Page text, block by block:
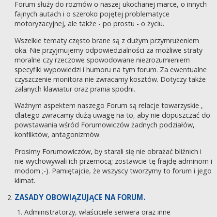
Forum służy do rozmów o naszej ukochanej marce, o innych
fajnych autach i o szeroko pojętej problematyce
motoryzacyjnej, ale także - po prostu - o życiu.
Wszelkie tematy często brane są z dużym przymrużeniem
oka. Nie przyjmujemy odpowiedzialności za możliwe straty
moralne czy rzeczowe spowodowane niezrozumieniem
specyfiki wypowiedzi i humoru na tym forum. Za ewentualne
czyszczenie monitora nie zwracamy kosztów. Dotyczy także
zalanych klawiatur oraz prania spodni.
Ważnym aspektem naszego Forum są relacje towarzyskie ,
dlatego zwracamy dużą uwagę na to, aby nie dopuszczać do
powstawania wśród Forumowiczów żadnych podziałów,
konfliktów, antagonizmów.
Prosimy Forumowiczów, by starali się nie obrażać bliźnich i
nie wychowywali ich przemocą; zostawcie tę frajdę adminom i
modom ;-). Pamiętajcie, że wszyscy tworzymy to forum i jego
klimat.
ZASADY OBOWIĄZUJĄCE NA FORUM.
Administratorzy, właściciele serwera oraz inne